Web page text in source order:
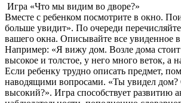
Игра «Что мы видим во дворе?»
Вместе с ребенком посмотрите в окно.
больше увидит». По очереди
вашего окна. Описывайте все увиденное в
Например: «Я вижу дом. Возле дома
высокое и толстое, у него много веток, а
Если ребенку трудно описать предмет,
наводящими вопросами. «Ты увидел
высокий?». Игра способствует развитию